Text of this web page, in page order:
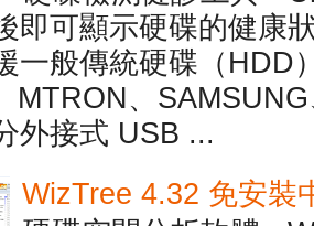
即可顯示硬碟的健康
一般傳統硬碟（HDD
MTRON、
外接式 USB ...
WizTree 4.32 免安裝